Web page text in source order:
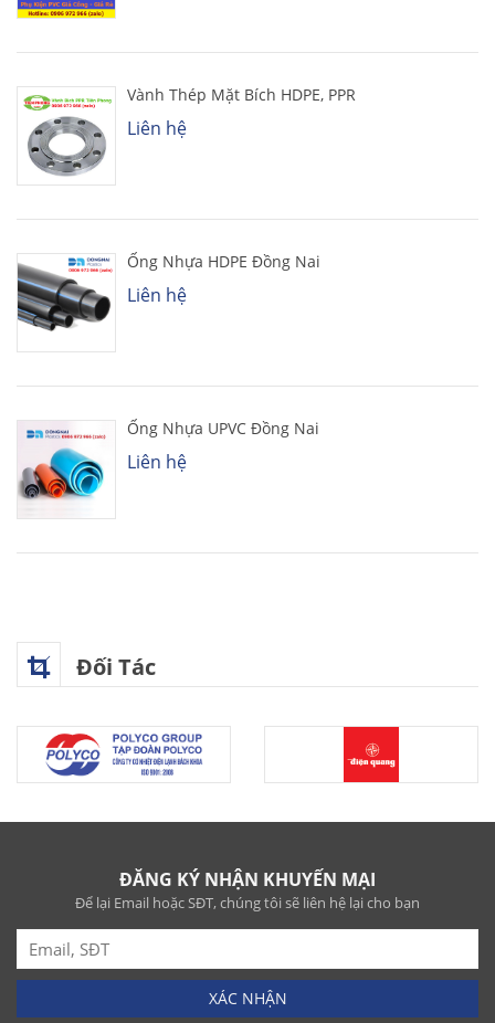
Vành Thép Mặt Bích HDPE, PPR
Liên hệ
Ống Nhựa HDPE Đồng Nai
Liên hệ
Ống Nhựa UPVC Đồng Nai
Liên hệ
Đối Tác
ĐĂNG KÝ NHẬN KHUYẾN MẠI
Để lại Email hoặc SĐT, chúng tôi sẽ liên hệ lại cho bạn
XÁC NHẬN